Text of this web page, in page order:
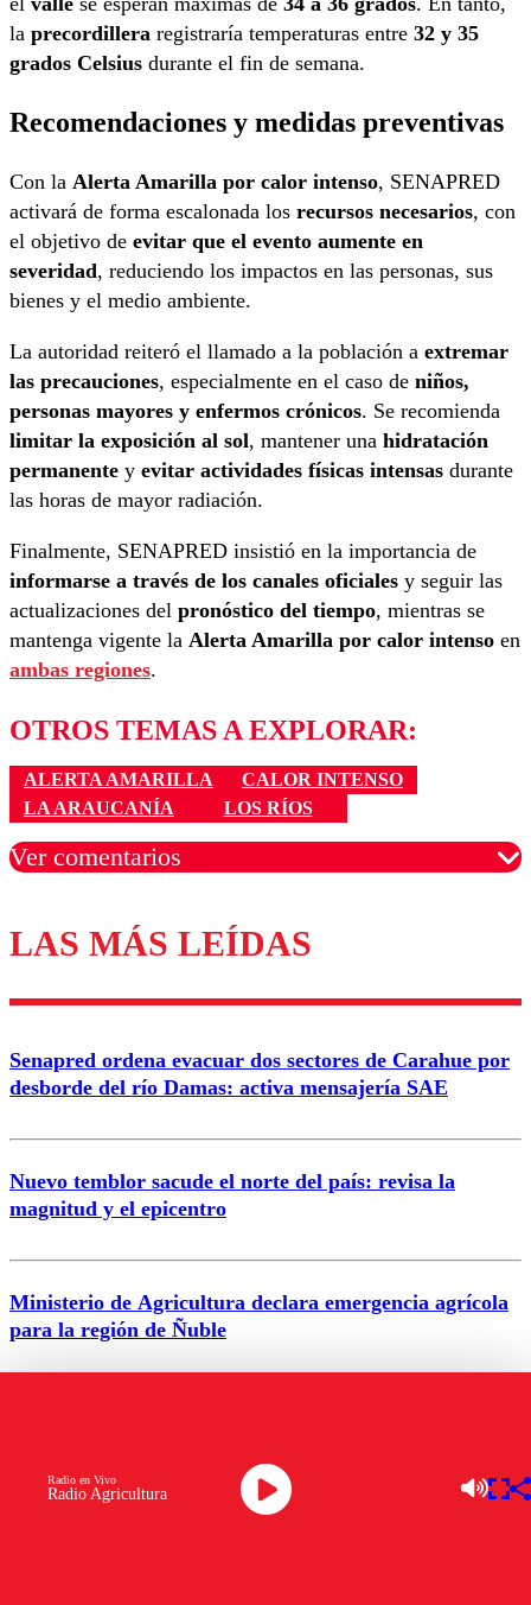
la precordillera registraría temperaturas entre 32 y 35
grados Celsius durante el fin de semana.
Recomendaciones y medidas preventivas
Con la Alerta Amarilla por calor intenso, SENAPRED
activará de forma escalonada los recursos necesarios, con
el objetivo de evitar que el evento aumente en
severidad, reduciendo los impactos en las personas, sus
bienes y el medio ambiente.
La autoridad reiteró el llamado a la población a extremar
las precauciones, especialmente en el caso de niños,
personas mayores y enfermos crónicos. Se recomienda
limitar la exposición al sol, mantener una hidratación
permanente y evitar actividades físicas intensas durante
las horas de mayor radiación.
Finalmente, SENAPRED insistió en la importancia de
informarse a través de los canales oficiales y seguir las
actualizaciones del pronóstico del tiempo, mientras se
mantenga vigente la Alerta Amarilla por calor intenso en
ambas regiones.
OTROS TEMAS A EXPLORAR:
ALERTA AMARILLA
CALOR INTENSO
LA ARAUCANÍA
LOS RÍOS
Ver comentarios
Los comentarios son moderados para garantizar un
diálogo respetuoso.
Correo
LAS MÁS LEÍDAS
Senapred ordena evacuar dos sectores de Carahue por
desborde del río Damas: activa mensajería SAE
Nuevo temblor sacude el norte del país: revisa la
magnitud y el epicentro
Ministerio de Agricultura declara emergencia agrícola
para la región de Ñuble
Radio Agricultura
Radio en Vivo